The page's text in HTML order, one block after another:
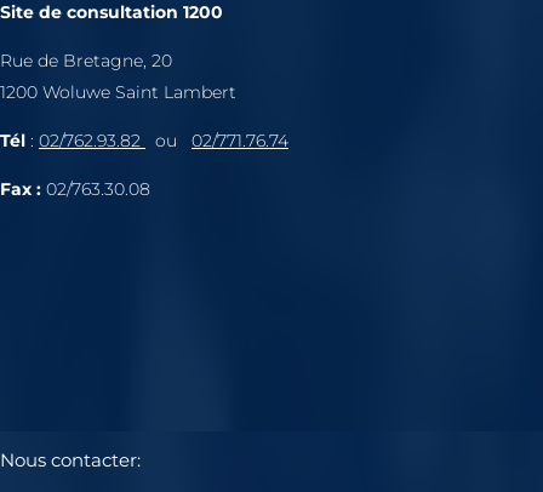
Site de consultation 1200
Rue de Bretagne, 20
1200 Woluwe Saint Lambert
Tél : 02/762.93.82 ou 02/771.76.74
Fax : 02/763.30.08
Nous contacter: